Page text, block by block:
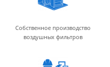
Собственное производство
воздушных фильтров